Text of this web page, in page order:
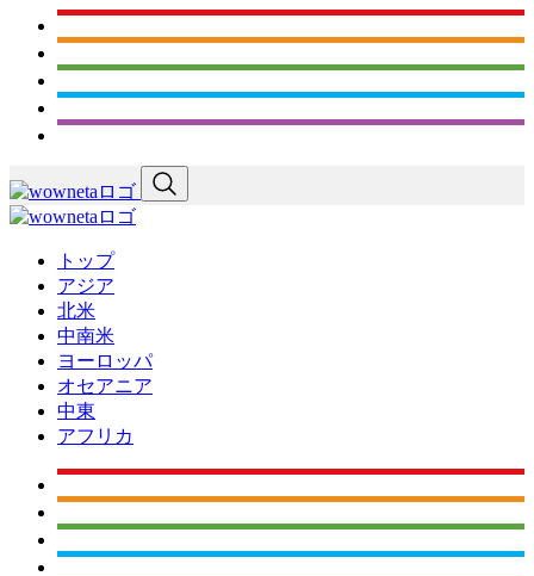
トップ
アジア
北米
中南米
ヨーロッパ
オセアニア
中東
アフリカ